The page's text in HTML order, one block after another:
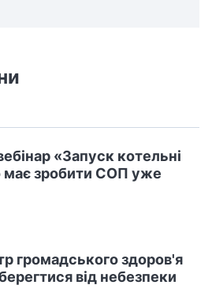
«Запуск котельні
зробити СОП уже
громадського здоров'я
від небезпеки